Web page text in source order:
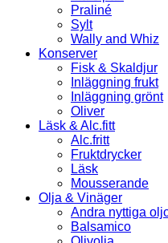
Praliné
Sylt
Wally and Whiz
Konserver
Fisk & Skaldjur
Inläggning frukt
Inläggning grönt
Oliver
Läsk & Alc.fitt
Alc.fritt
Fruktdrycker
Läsk
Mousserande
Olja & Vinäger
Andra nyttiga
Balsamico